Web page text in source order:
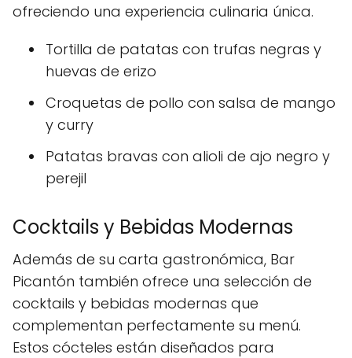
ofreciendo una experiencia culinaria única.
Tortilla de patatas con trufas negras y
huevas de erizo
Croquetas de pollo con salsa de mango
y curry
Patatas bravas con alioli de ajo negro y
perejil
Cocktails y Bebidas Modernas
Además de su carta gastronómica, Bar
Picantón también ofrece una selección de
cocktails y bebidas modernas que
complementan perfectamente su menú.
Estos cócteles están diseñados para